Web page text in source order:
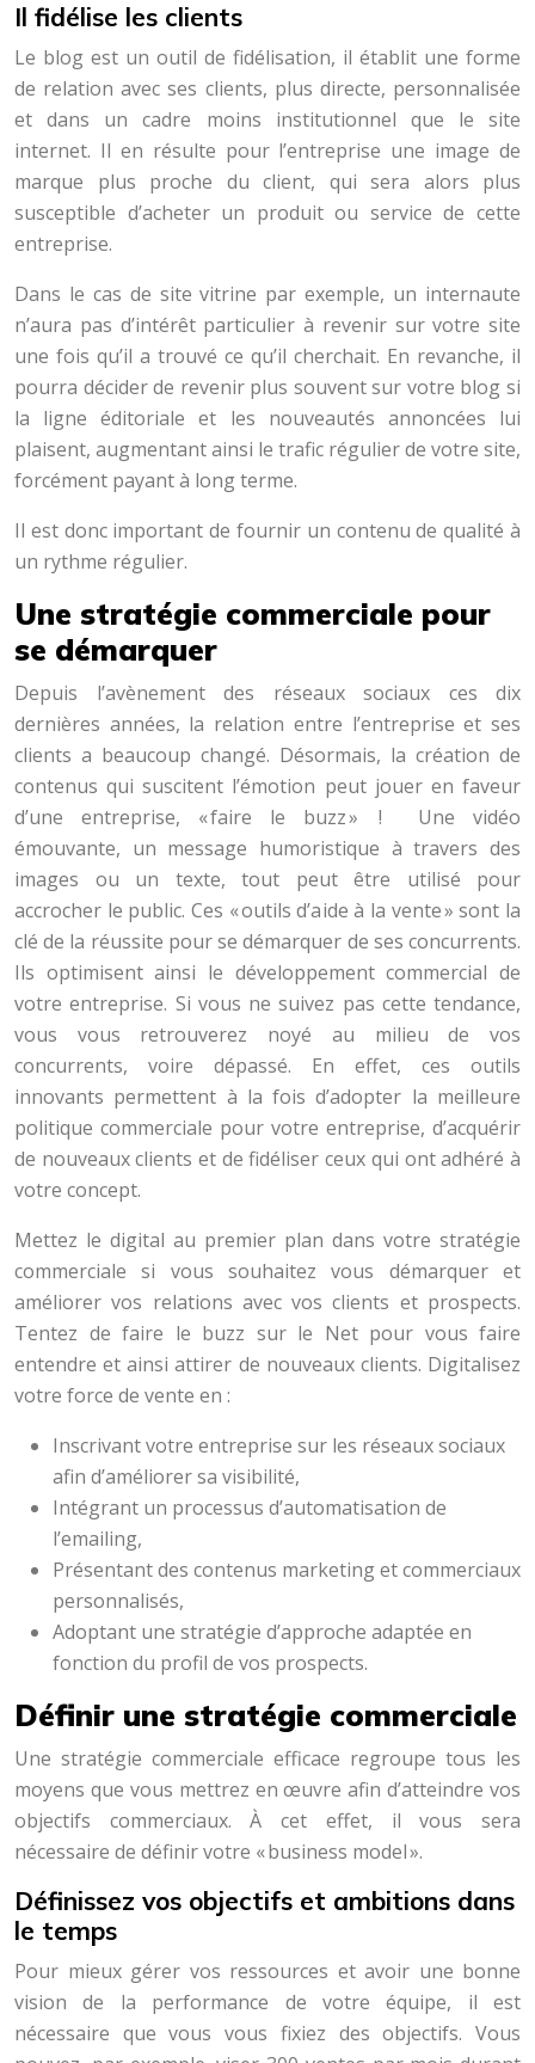
Il fidélise les clients
Le blog est un outil de fidélisation, il établit une forme
de relation avec ses clients, plus directe, personnalisée
et dans un cadre moins institutionnel que le site
internet. Il en résulte pour l’entreprise une image de
marque plus proche du client, qui sera alors plus
susceptible d’acheter un produit ou service de cette
entreprise.
Dans le cas de site vitrine par exemple, un internaute
n’aura pas d’intérêt particulier à revenir sur votre site
une fois qu’il a trouvé ce qu’il cherchait. En revanche, il
pourra décider de revenir plus souvent sur votre blog si
la ligne éditoriale et les nouveautés annoncées lui
plaisent, augmentant ainsi le trafic régulier de votre site,
forcément payant à long terme.
Il est donc important de fournir un contenu de qualité à
un rythme régulier.
Une stratégie commerciale pour
se démarquer
Depuis l’avènement des réseaux sociaux ces dix
dernières années, la relation entre l’entreprise et ses
clients a beaucoup changé. Désormais, la création de
contenus qui suscitent l’émotion peut jouer en faveur
d’une entreprise, « faire le buzz » ! Une vidéo
émouvante, un message humoristique à travers des
images ou un texte, tout peut être utilisé pour
accrocher le public. Ces « outils d’aide à la vente » sont la
clé de la réussite pour se démarquer de ses concurrents.
Ils optimisent ainsi le développement commercial de
votre entreprise. Si vous ne suivez pas cette tendance,
vous vous retrouverez noyé au milieu de vos
concurrents, voire dépassé. En effet, ces outils
innovants permettent à la fois d’adopter la meilleure
politique commerciale pour votre entreprise, d’acquérir
de nouveaux clients et de fidéliser ceux qui ont adhéré à
votre concept.
Mettez le digital au premier plan dans votre stratégie
commerciale si vous souhaitez vous démarquer et
améliorer vos relations avec vos clients et prospects.
Tentez de faire le buzz sur le Net pour vous faire
entendre et ainsi attirer de nouveaux clients. Digitalisez
votre force de vente en :
Inscrivant votre entreprise sur les réseaux sociaux
afin d’améliorer sa visibilité,
Intégrant un processus d’automatisation de
l’emailing,
Présentant des contenus marketing et commerciaux
personnalisés,
Adoptant une stratégie d’approche adaptée en
fonction du profil de vos prospects.
Définir une stratégie commerciale
Une stratégie commerciale efficace regroupe tous les
moyens que vous mettrez en œuvre afin d’atteindre vos
objectifs commerciaux. À cet effet, il vous sera
nécessaire de définir votre « business model ».
Définissez vos objectifs et ambitions dans
le temps
Pour mieux gérer vos ressources et avoir une bonne
vision de la performance de votre équipe, il est
nécessaire que vous vous fixiez des objectifs. Vous